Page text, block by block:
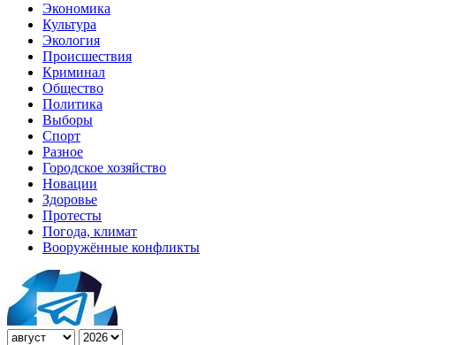
Экономика
Культура
Экология
Происшествия
Криминал
Общество
Политика
Выборы
Спорт
Разное
Городское хозяйство
Новации
Здоровье
Протесты
Погода, климат
Вооружённые конфликты